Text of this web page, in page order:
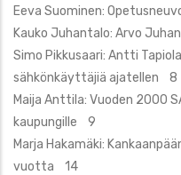
Eeva Suominen:
Kauko Juhantalo: Arvo
Simo Pikkusaari: Antti
sähkönkäyttäjiä ajatellen 8
Maija Anttila: Vuoden 2000
kaupungille 9
Marja Hakamäki:
vuotta 14